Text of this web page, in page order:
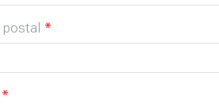
postal *
*